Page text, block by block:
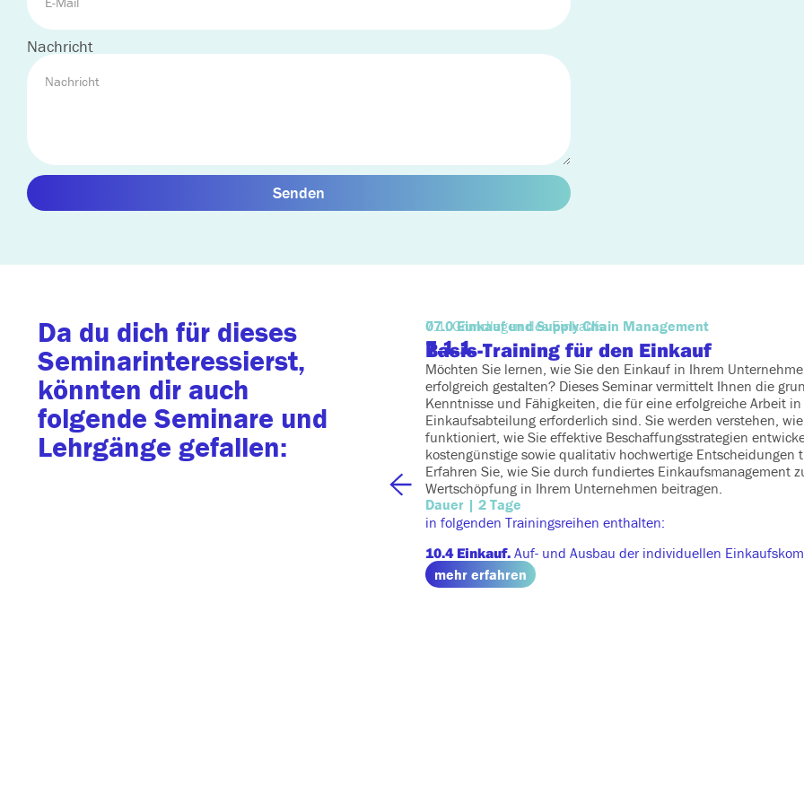
Nachricht
Senden
Da du dich für dieses
Seminarinteressierst,
könnten dir auch
folgende Seminare und
Lehrgänge gefallen:
07.0 Einkauf und Supply Chain Management
7.1. Grundlagen des Einkaufs
7.1.1.
Basis-Training für den Einkauf
Möchten Sie lernen, wie Sie den Einkauf in Ihrem
erfolgreich gestalten? Dieses Seminar vermittelt Ihnen die
Kenntnisse und Fähigkeiten, die für eine erfolgreiche Arbeit
Einkaufsabteilung erforderlich sind. Sie werden verstehen,
funktioniert, wie Sie effektive Beschaffungsstrategien
kostengünstige sowie qualitativ hochwertige Entscheidungen
Erfahren Sie, wie Sie durch fundiertes Einkaufsmanagement
Wertschöpfung in Ihrem Unternehmen beitragen.
Dauer | 2 Tage
in folgenden Trainingsreihen enthalten:
10.4 Einkauf.Auf- und Ausbau der individuellen
mehr erfahren